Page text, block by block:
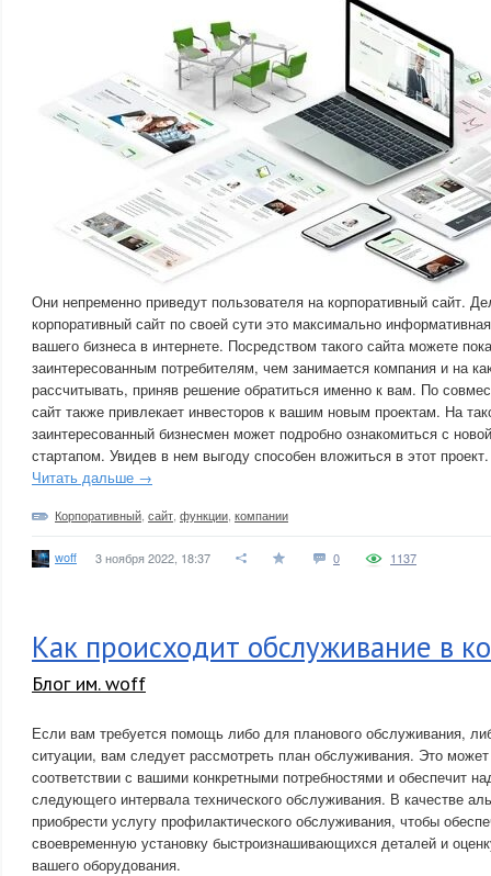
Они непременно приведут пользователя на корпоративный сайт.
корпоративный сайт по своей сути это максимально
вашего бизнеса в интернете. Посредством такого сайта можете
заинтересованным потребителям, чем занимается компания и на
рассчитывать, приняв решение обратиться именно к вам. По
сайт также привлекает инвесторов к вашим новым проектам. На
заинтересованный бизнесмен может подробно ознакомиться с
стартапом. Увидев в нем выгоду способен вложиться в этот проект.
Читать дальше →
Корпоративный сайт функции компании
woff 3 ноября 2022, 18:37 0 1137
Как происходит обслуживание в
Блог им. woff
Если вам требуется помощь либо для планового обслуживания,
ситуации, вам следует рассмотреть план обслуживания. Это
соответствии с вашими конкретными потребностями и обеспечит
следующего интервала технического обслуживания. В качестве
приобрести услугу профилактического обслуживания, чтобы
своевременную установку быстроизнашивающихся деталей и
вашего оборудования.